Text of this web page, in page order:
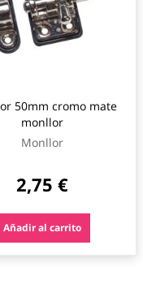
50mm cromo mate
monllor
Monllor
2,75 €
Añadir al carrito